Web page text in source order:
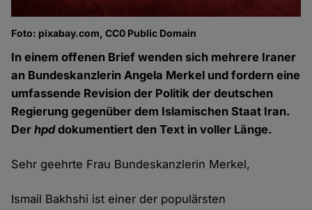
Foto: pixabay.com, CC0 Public Domain
In einem offenen Brief wenden sich mehrere Iraner
an Bundeskanzlerin Angela Merkel und fordern eine
umfassende Revision der Politik der deutschen
Regierung gegenüber dem Islamischen Staat Iran.
Derhpddokumentiert den Text in voller Länge.
Sehr geehrte Frau Bundeskanzlerin Merkel,
Ismail Bakhshi ist einer der populärsten